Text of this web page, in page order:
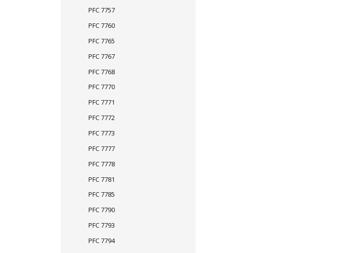
PFC 7757
PFC 7760
PFC 7765
PFC 7767
PFC 7768
PFC 7770
PFC 7771
PFC 7772
PFC 7773
PFC 7777
PFC 7778
PFC 7781
PFC 7785
PFC 7790
PFC 7793
PFC 7794